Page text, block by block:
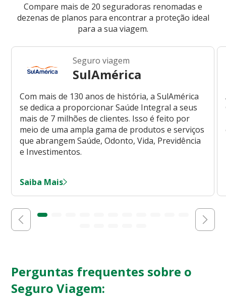
Compare mais de 20 seguradoras renomadas e
dezenas de planos para encontrar a proteção ideal
para a sua viagem.
Seguro viagem
SulAmérica
Com mais de 130 anos de história, a SulAmérica
se dedica a proporcionar Saúde Integral a seus
mais de 7 milhões de clientes. Isso é feito por
meio de uma ampla gama de produtos e serviços
que abrangem Saúde, Odonto, Vida, Previdência
e Investimentos.
Saiba Mais
Perguntas frequentes sobre o
Seguro Viagem: